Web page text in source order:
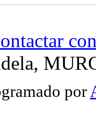
por